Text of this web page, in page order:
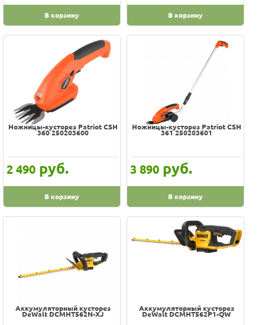
В корзину В корзину
Ножницы-кусторез Patriot CSH
360 250203600
2 490 руб.
В корзину
Ножницы-кусторез Patriot CSH
361 250203601
3 890 руб.
В корзину
Аккумуляторный кусторез
DeWalt DCMHT562N-XJ
Аккумуляторный кусторез
DeWalt DCMHT562P1-QW